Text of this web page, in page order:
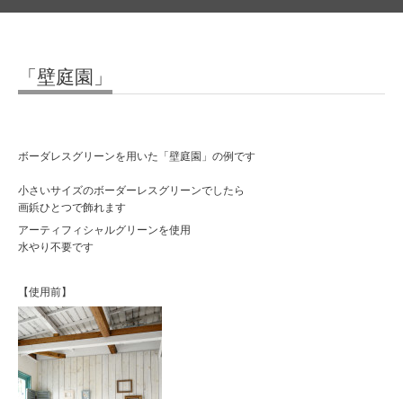
「壁庭園」
ボーダレスグリーンを用いた「壁庭園」の例です
小さいサイズのボーダーレスグリーンでしたら
画鋲ひとつで飾れます
アーティフィシャルグリーンを使用
水やり不要です
【使用前】